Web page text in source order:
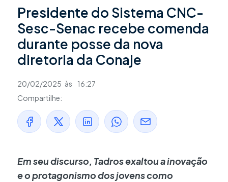
Presidente do Sistema CNC-
Sesc-Senac recebe comenda
durante posse da nova
diretoria da Conaje
20/02/2025 às
16:27
Compartilhe:
Em seu discurso, Tadros exaltou a inovação
e o protagonismo dos jovens como